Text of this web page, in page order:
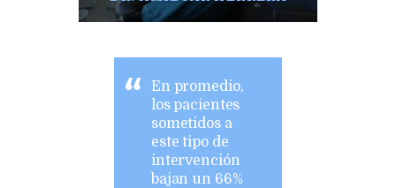
En promedio,
los pacientes
sometidos a
este tipo de
intervención
bajan un 66%